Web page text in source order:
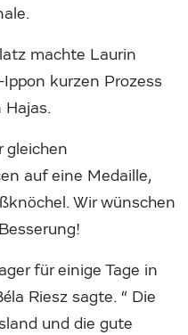
machte Laurin
kurzen Prozess
gleichen
auf eine Medaille,
Wir wünschen
für einige Tage in
Riesz sagte. “ Die
und die gute